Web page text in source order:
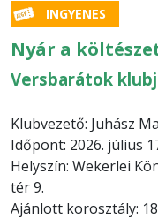
INGYENES
Nyár a
Versbarátok
Klubvezető: Juhász
Időpont: 2026. július
Helyszín: Wekerlei
tér 9.
Ajánlott korosztály: